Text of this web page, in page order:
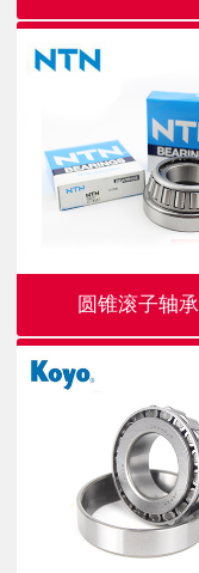
圆锥滚子轴承